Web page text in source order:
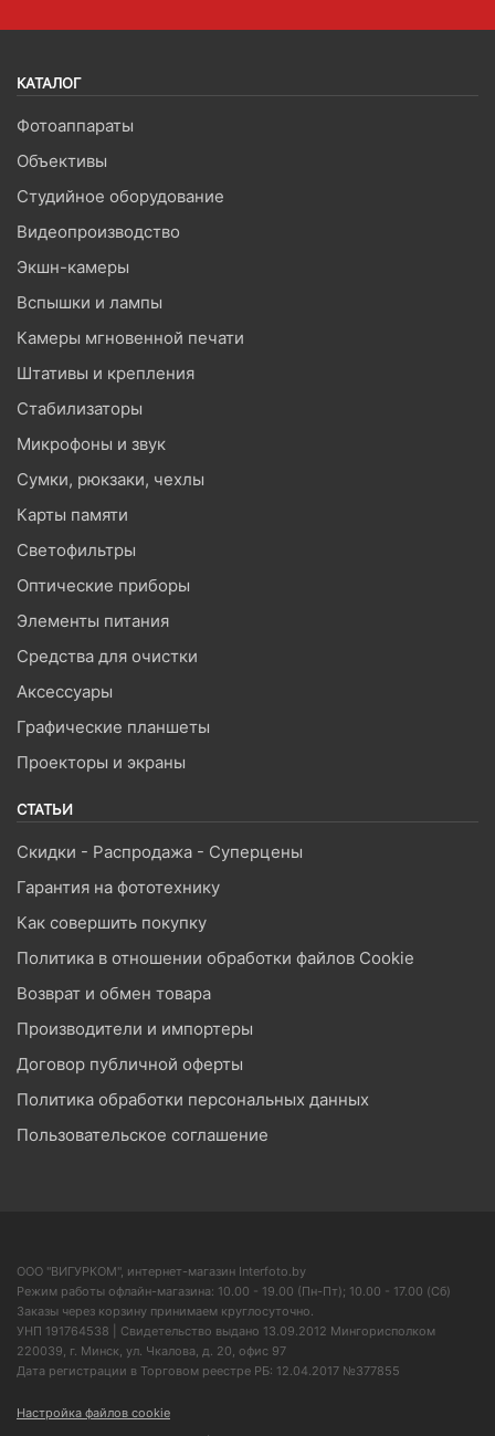
КАТАЛОГ
Фотоаппараты
Объективы
Студийное оборудование
Видеопроизводство
Экшн-камеры
Вспышки и лампы
Камеры мгновенной печати
Штативы и крепления
Стабилизаторы
Микрофоны и звук
Сумки, рюкзаки, чехлы
Карты памяти
Светофильтры
Оптические приборы
Элементы питания
Средства для очистки
Аксессуары
Графические планшеты
Проекторы и экраны
СТАТЬИ
Скидки - Распродажа - Суперцены
Гарантия на фототехнику
Как совершить покупку
Политика в отношении обработки файлов Cookie
Возврат и обмен товара
Производители и импортеры
Договор публичной оферты
Политика обработки персональных данных
Пользовательское соглашение
ООО "ВИГУРКОМ", интернет-магазин Interfoto.by
Режим работы офлайн-магазина: 10.00 - 19.00 (Пн-Пт); 10.00 - 17.00 (Сб)
Заказы через корзину принимаем круглосуточно.
УНП 191764538 | Свидетельство выдано 13.09.2012 Мингорисполком
220039, г. Минск, ул. Чкалова, д. 20, офис 97
Дата регистрации в Торговом реестре РБ: 12.04.2017 №377855
Настройка файлов cookie